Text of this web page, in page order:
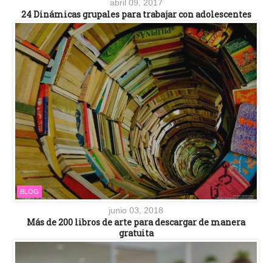
abril 09, 2017
24 Dinámicas grupales para trabajar con adolescentes
BLOG
junio 03, 2018
Más de 200 libros de arte para descargar de manera
gratuita